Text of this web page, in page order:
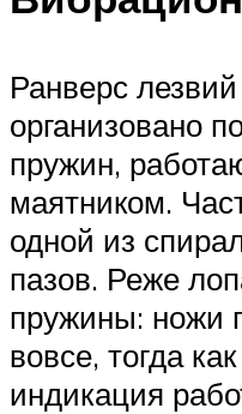
Ранверс
организовано
пружин,
маятником.
одной из
пазов. Реже
пружины: ножи
вовсе, тогда
индикация